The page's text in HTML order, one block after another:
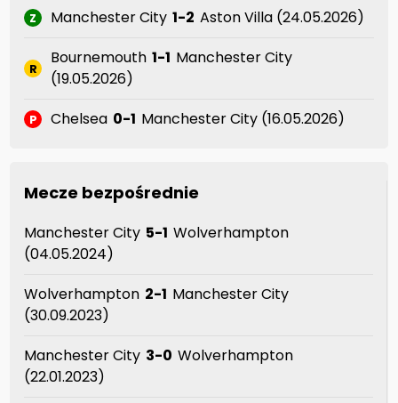
Z Manchester City 1-2 Aston Villa (24.05.2026)
R
Bournemouth 1-1 Manchester City
(19.05.2026)
P Chelsea 0-1 Manchester City (16.05.2026)
Mecze bezpośrednie
Manchester City 5-1 Wolverhampton
(04.05.2024)
Wolverhampton 2-1 Manchester City
(30.09.2023)
Manchester City 3-0 Wolverhampton
(22.01.2023)